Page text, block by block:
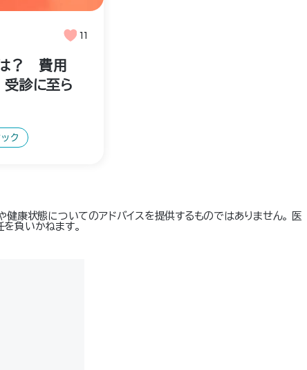
11
？ 費用
受診に至ら
ク
健康状態についてのアドバイスを提供するものではありません。 医
負いかねます。